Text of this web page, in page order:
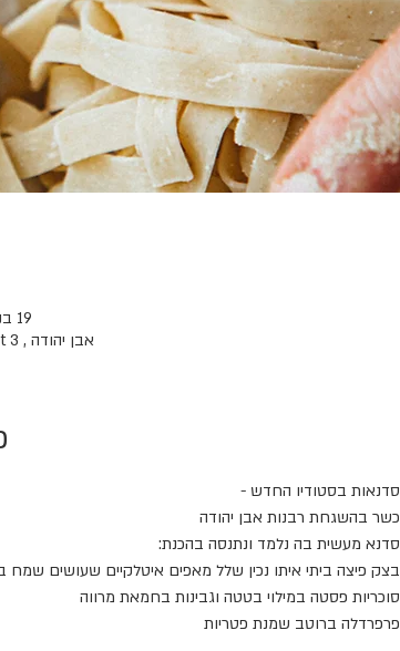
19 בנוב׳ 2024, 18:00 – 21:00
אבן יהודה , Haatzmaut 3א, Even Yehuda, Israel
סדנאות בסטודיו החדש -
כשר בהשגחת רבנות אבן יהודה
סדנא מעשית בה נלמד ונתנסה בהכנת:
בצק פיצה ביתי איתו נכין שלל מאפים איטלקיים שעושים שמח
סוכריות פסטה במילוי בטטה וגבינות בחמאת מרווה
פרפרדלה ברוטב שמנת פטריות